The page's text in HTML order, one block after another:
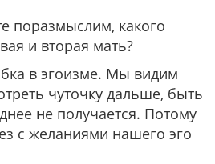
поразмыслим, какого
и вторая мать?
в эгоизме. Мы видим
чуточку дальше, быть
не получается. Потому
с желаниями нашего эго